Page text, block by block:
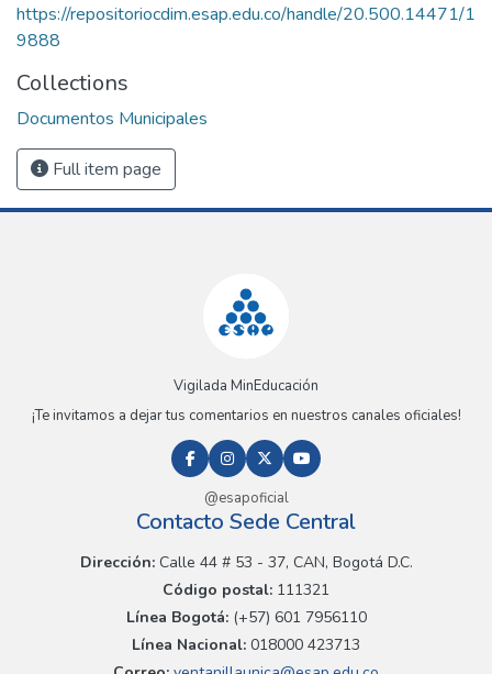
https://repositoriocdim.esap.edu.co/handle/20.500.14471/1
9888
Collections
Documentos Municipales
Full item page
Vigilada MinEducación
¡Te invitamos a dejar tus comentarios en nuestros canales oficiales!
@esapoficial
Contacto Sede Central
Dirección:Calle 44 # 53 - 37, CAN, Bogotá D.C.
Código postal: 111321
Línea Bogotá:(+57) 601 7956110
Línea Nacional: 018000 423713